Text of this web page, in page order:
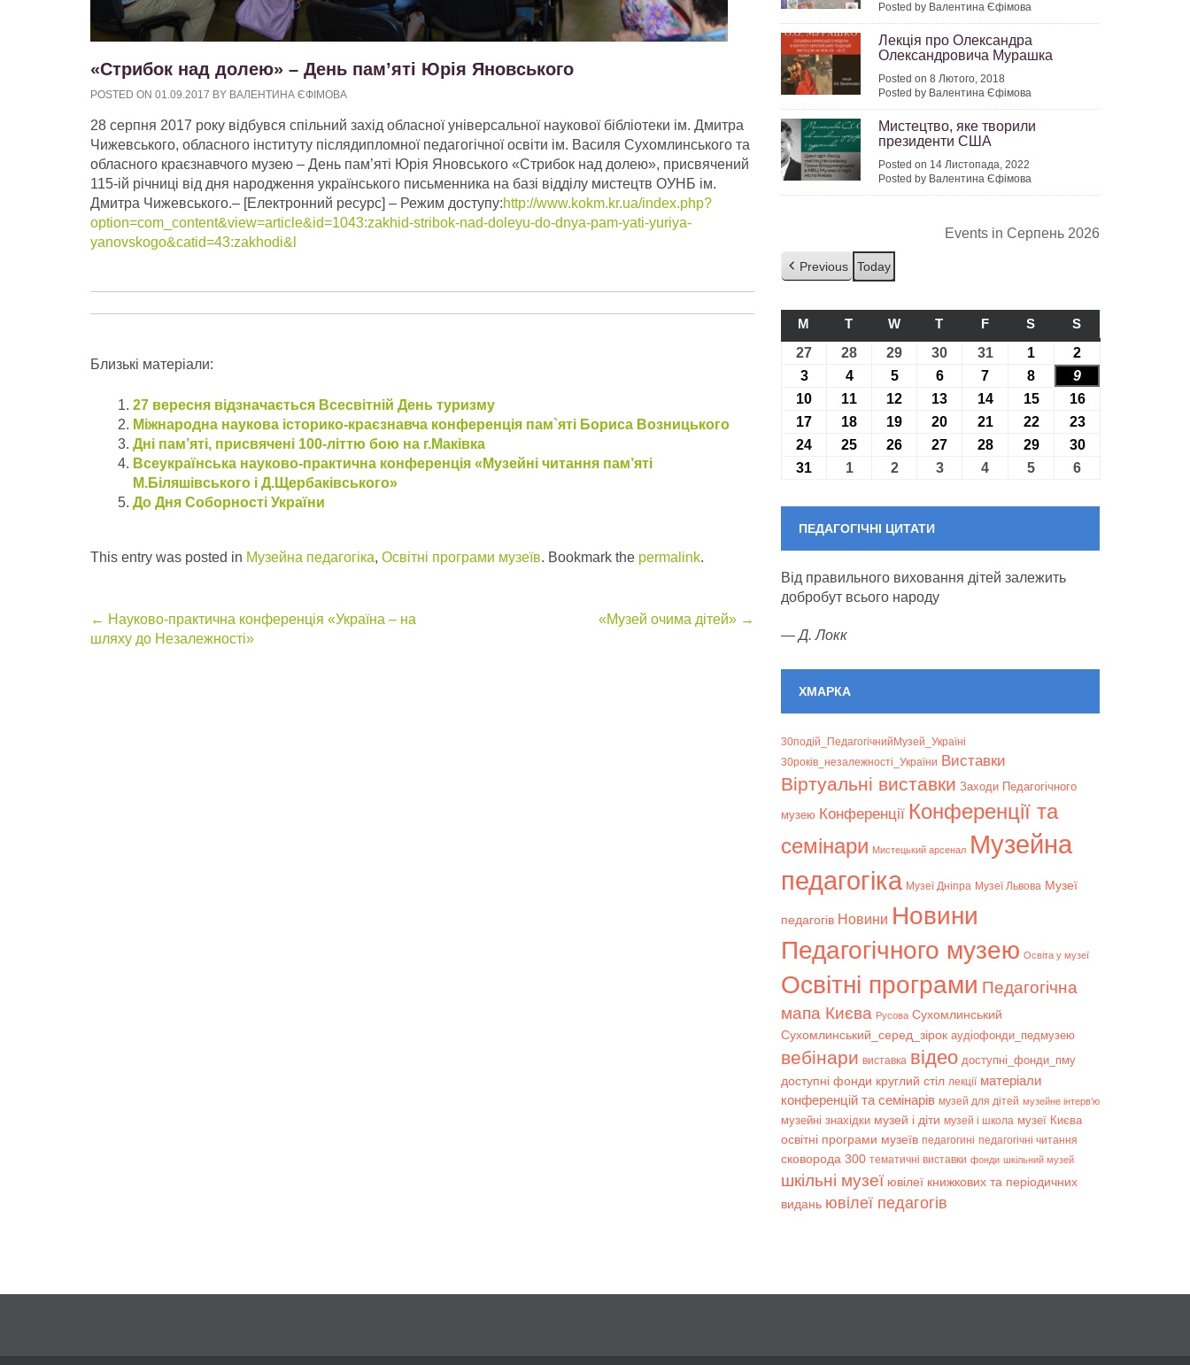
«Стрибок над долею» – День пам’яті Юрія Яновського
POSTED ON 01.09.2017 BY ВАЛЕНТИНА ЄФІМОВА
28 серпня 2017 року відбувся спільний захід обласної універсальної наукової бібліотеки ім. Дмитра
Чижевського, обласного інституту післядипломної педагогічної освіти ім. Василя Сухомлинського та
обласного краєзнавчого музею – День пам’яті Юрія Яновського «Стрибок над долею», присвячений
115-ій річниці від дня народження українського письменника на базі відділу мистецтв ОУНБ ім.
Дмитра Чижевського.– [Електронний ресурс] – Режим доступу:http://www.kokm.kr.ua/index.php?
option=com_content&view=article&id=1043:zakhid-stribok-nad-doleyu-do-dnya-pam-yati-yuriya-
yanovskogo&catid=43:zakhodi&l
Близькі матеріали:
27 вересня відзначається Всесвітній День туризму
Міжнародна наукова історико-краєзнавча конференція пам`яті Бориса Возницького
Дні пам’яті, присвячені 100-літтю бою на г.Маківка
Всеукраїнська науково-практична конференція «Музейні читання пам’яті
М.Біляшівського і Д.Щербаківського»
До Дня Соборності України
This entry was posted in Музейна педагогіка, Освітні програми музеїв. Bookmark the permalink.
Post
← Науково-практична конференція «Україна – на
шляху до Незалежності»
«Музей очима дітей» →
Posted by Валентина Єфімова
Лекція про Олександра
Олександровича Мурашка
Posted on 8 Лютого, 2018
Posted by Валентина Єфімова
Мистецтво, яке творили
президенти США
Posted on 14 Листопада, 2022
Posted by Валентина Єфімова
Events in Серпень 2026
Previous Today
M ПОНЕДІЛОК
T ВІВТОРОК
WСЕРЕДА
T ЧЕТВЕР
FП’ЯТНИЦЯ
S СУБОТА
S
27 27.07.2026
28 28.07.2026
29 29.07.2026
30 30.07.2026
3131.07.2026
1 01.08.2026
2
303.08.2026
404.08.2026
505.08.2026
606.08.2026
7 07.08.2026
8 08.08.2026
9
10 10.08.2026
11 11.08.2026
12 12.08.2026
13 13.08.2026
1414.08.2026
1515.08.2026
1616.08.2026
17 17.08.2026
18 18.08.2026
19 19.08.2026
20 20.08.2026
2121.08.2026
2222.08.2026
2323.08.2026
24 24.08.2026
25 25.08.2026
26 26.08.2026
27 27.08.2026
2828.08.2026
2929.08.2026
3030.08.2026
31 31.08.2026
101.09.2026
202.09.2026
303.09.2026
4 04.09.2026
5 05.09.2026
6
ПЕДАГОГІЧНІ ЦИТАТИ
Від правильного виховання дітей залежить
добробут всього народу
—Д. Локк
ХМАРКА
30подій_ПедагогічнийМузей_Україні
30років_незалежності_України Bиставки
Віртуальні виставки Заходи Педагогічного
музею Конференції Конференції та
семінари Мистецький арсенал Музейна
педагогіка Музеї Дніпра Музеї Львова Музеї
педагогів Новини Новини
Педагогічного музею Освіта у музеї
Освітні програми Педагогічна
мапа Києва Русова Сухомлинський
Сухомлинський_серед_зірок аудіофонди_педмузею
вебінари виставка відео доступні_фонди_пму
доступні фонди круглий стіл лекції матеріали
конференцій та семінарів музей для дітей музейне інтерв’ю
музейні знахідки музей і діти музей і школа музеї Києва
освітні програми музеїв педагогині педагогічні читання
сковорода 300 тематичні виставки фонди шкільний музей
шкільні музеї ювілеї книжкових та періодичних
видань ювілеї педагогів